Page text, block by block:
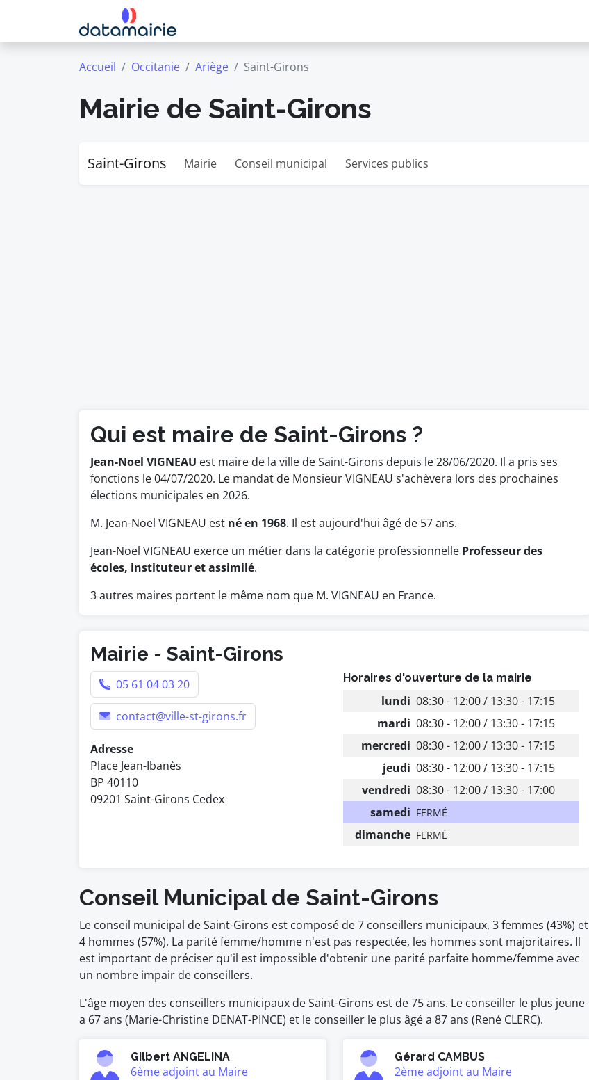
Accueil Occitanie Ariège Saint-Girons
Mairie de Saint-Girons
Saint-Girons Mairie Conseil municipal Services publics
Qui est maire de Saint-Girons ?
Jean-Noel VIGNEAU est maire de la ville de Saint-Girons depuis le 28/06/2020. Il a pris ses
fonctions le 04/07/2020. Le mandat de Monsieur VIGNEAU s'achèvera lors des prochaines
élections municipales en 2026.
M. Jean-Noel VIGNEAU est né en 1968. Il est aujourd'hui âgé de 57 ans.
Jean-Noel VIGNEAU exerce un métier dans la catégorie professionnelle Professeur des
écoles, instituteur et assimilé.
3 autres maires portent le même nom que M. VIGNEAU en France.
Mairie - Saint-Girons
05 61 04 03 20
contact@ville-st-girons.fr
Adresse
Place Jean-Ibanès
BP 40110
09201 Saint-Girons Cedex
Horaires d'ouverture de la mairie
lundi 08:30 - 12:00 / 13:30 - 17:15
mardi 08:30 - 12:00 / 13:30 - 17:15
mercredi 08:30 - 12:00 / 13:30 - 17:15
jeudi 08:30 - 12:00 / 13:30 - 17:15
vendredi 08:30 - 12:00 / 13:30 - 17:00
samedi FERMÉ
dimanche FERMÉ
Conseil Municipal de Saint-Girons
Le conseil municipal de Saint-Girons est composé de 7 conseillers municipaux, 3 femmes (43%) et
4 hommes (57%). La parité femme/homme n'est pas respectée, les hommes sont majoritaires. Il
est important de préciser qu'il est impossible d'obtenir une parité parfaite homme/femme avec
un nombre impair de conseillers.
L'âge moyen des conseillers municipaux de Saint-Girons est de 75 ans. Le conseiller le plus jeune
a 67 ans (Marie-Christine DENAT-PINCE) et le conseiller le plus âgé a 87 ans (René CLERC).
Gilbert ANGELINA
6ème adjoint au Maire
Gérard CAMBUS
2ème adjoint au Maire